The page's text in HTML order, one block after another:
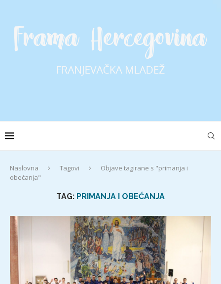
Naslovna Tagovi
Objave tagirane s "primanja i
obećanja"
TAG: PRIMANJA I OBEĆANJA